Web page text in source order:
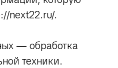
next22.ru/.
— обработка
техники.